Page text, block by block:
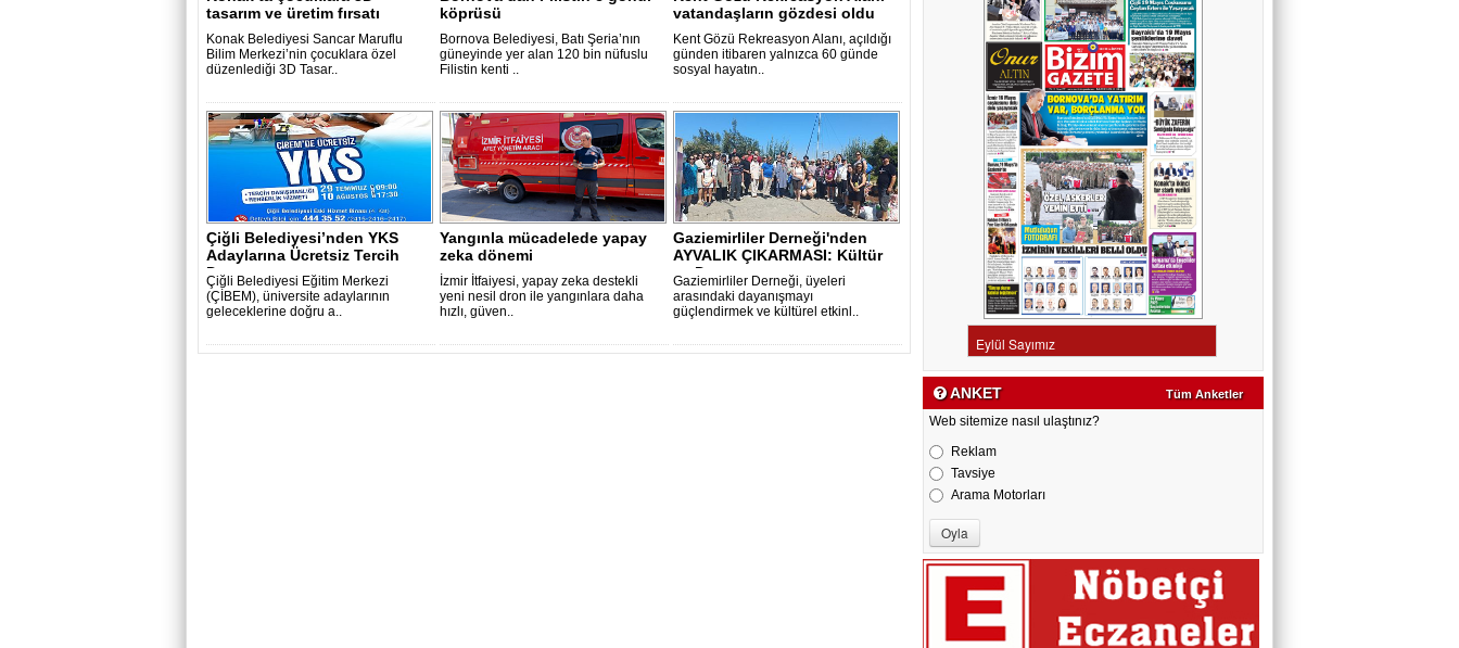
tasarım ve üretim fırsatı
Konak Belediyesi Sancar Maruflu
Bilim Merkezi’nin çocuklara özel
düzenlediği 3D Tasar..
köprüsü
Bornova Belediyesi, Batı Şeria’nın
güneyinde yer alan 120 bin nüfuslu
Filistin kenti ..
vatandaşların gözdesi oldu
Kent Gözü Rekreasyon Alanı, açıldığı
günden itibaren yalnızca 60 günde
sosyal hayatın..
Çiğli Belediyesi’nden YKS
Adaylarına Ücretsiz Tercih
Danışma..
Çiğli Belediyesi Eğitim Merkezi
(ÇİBEM), üniversite adaylarının
geleceklerine doğru a..
Yangınla mücadelede yapay
zeka dönemi
İzmir İtfaiyesi, yapay zeka destekli
yeni nesil dron ile yangınlara daha
hızlı, güven..
Gaziemirliler Derneği'nden
AYVALIK ÇIKARMASI: Kültür
ve Dost..
Gaziemirliler Derneği, üyeleri
arasındaki dayanışmayı
güçlendirmek ve kültürel etkinl..
ANKET Tüm Anketler
Web sitemize nasıl ulaştınız?
Reklam
Tavsiye
Arama Motorları